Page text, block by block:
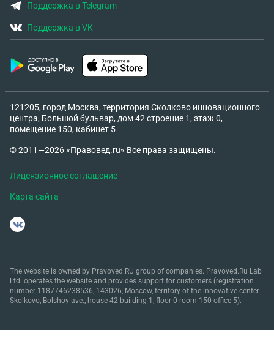
Поддержка в Telegram
Поддержка в VK
121205, город Москва, территория Сколково инновационного
центра, Большой бульвар, дом 42 строение 1, этаж 0,
помещение 150, кабинет 5
© 2011—2026 «Правовед.ru» Все права защищены.
Лицензионное соглашение
Карта сайта
The website is owned by Pravoved.RU group of companies. Pravoved.Ru Lab
Ltd. operates the website and provides support for customers (registration
number 1187746238536, 143026, Moscow, territory of the innovative center
Skolkovo, Bolshoy ave., house 42 building 1, floor 0 room 150 office 5).